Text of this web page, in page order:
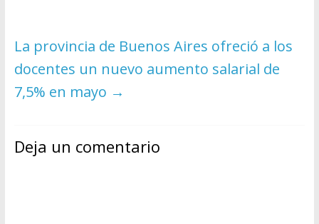
La provincia de Buenos Aires ofreció a los
docentes un nuevo aumento salarial de
7,5% en mayo →
Deja un comentario